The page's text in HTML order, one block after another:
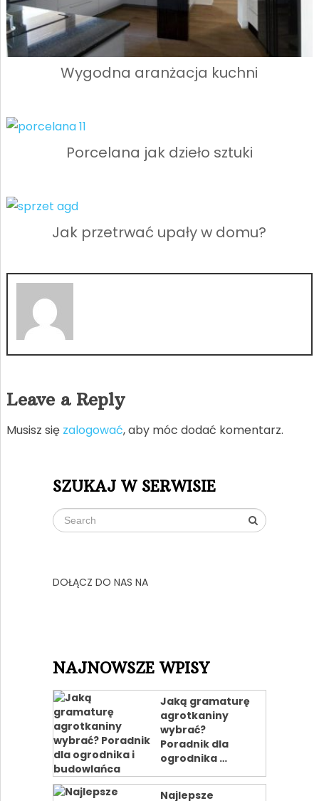
Wygodna aranżacja kuchni
Porcelana jak dzieło sztuki
Jak przetrwać upały w domu?
Leave a Reply
Musisz się zalogować, aby móc dodać komentarz.
SZUKAJ W SERWISIE
DOŁĄCZ DO NAS NA
NAJNOWSZE WPISY
Jaką gramaturę
agrotkaniny
wybrać?
Poradnik dla
ogrodnika …
Najlepsze